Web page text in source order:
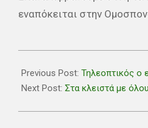
εναπόκειται στην
01-
26
Previous Post: Τηλεοπτικός ο
Next Post: Στα κλειστά με